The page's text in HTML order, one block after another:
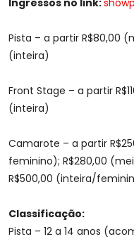
Ingressos no link:
Pista – a partir R$80,00
(inteira)
Front Stage – a partir
(inteira)
Camarote – a partir
feminino); R$280,00
R$500,00 (inteira/
Classificação:
Pista – 12 a 14 anos